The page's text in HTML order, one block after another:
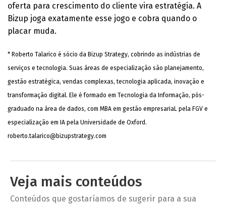
oferta para crescimento do cliente vira estratégia. A
Bizup joga exatamente esse jogo e cobra quando o
placar muda.
* Roberto Talarico é sócio da Bizup Strategy, cobrindo as indústrias de
serviços e tecnologia. Suas áreas de especialização são planejamento,
gestão estratégica, vendas complexas, tecnologia aplicada, inovação e
transformação digital. Ele é formado em Tecnologia da Informação, pós-
graduado na área de dados, com MBA em gestão empresariaL pela FGV e
especialização em IA pela Universidade de Oxford.
roberto.talarico@bizupstrategy.com
Veja mais conteúdos
Conteúdos que gostaríamos de sugerir para a sua